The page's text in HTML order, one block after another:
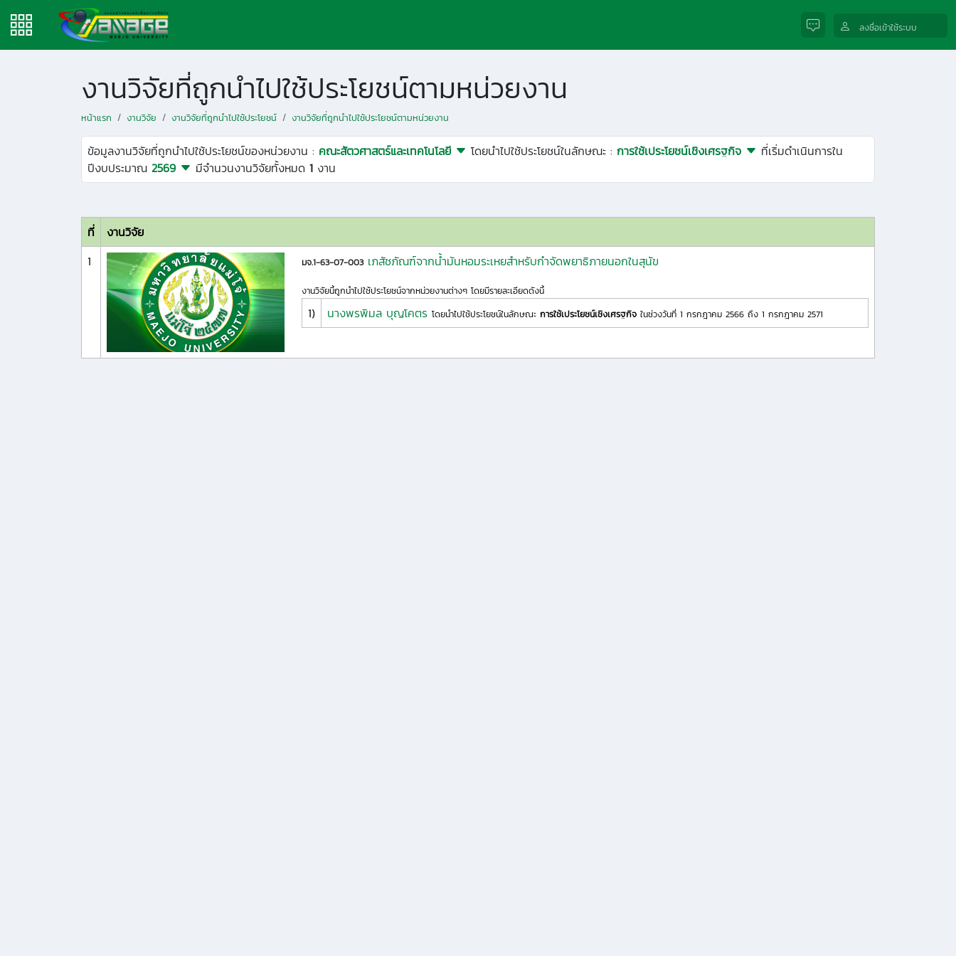
ลงชื่อเข้าใช้ระบบ
งานวิจัยที่ถูกนำไปใช้ประโยชน์ตามหน่วยงาน
หน้าแรก งานวิจัย งานวิจัยที่ถูกนำไปใช้ประโยชน์ งานวิจัยที่ถูกนำไปใช้ประโยชน์ตามหน่วยงาน
ข้อมูลงานวิจัยที่ถูกนำไปใช้ประโยชน์ของหน่วยงาน : คณะสัตวศาสตร์และเทคโนโลยี โดยนำไปใช้ประโยชน์ในลักษณะ : การใช้เประโยชน์เชิงเศรฐกิจ
ที่เริ่มดำเนินการใน
ปีงบประมาณ 2569 มีจำนวนงานวิจัยทั้งหมด 1 งาน
ที่
งานวิจัย
1
มจ.1-63-07-003 เภสัชภัณฑ์จากน้ำมันหอมระเหยสำหรับกำจัดพยาธิภายนอกในสุนัข
งานวิจัยนี้ถูกนำไปใช้ประโยชน์จากหน่วยงานต่างๆ โดยมีรายละเอียดดังนี้
1) นางพรพิมล บุญโคตร โดยนำไปใช้ประโยชน์ในลักษณะ การใช้เประโยชน์เชิงเศรฐกิจในช่วงวันที่ 1 กรกฎาคม 2566 ถึง 1 กรกฎาคม 2571